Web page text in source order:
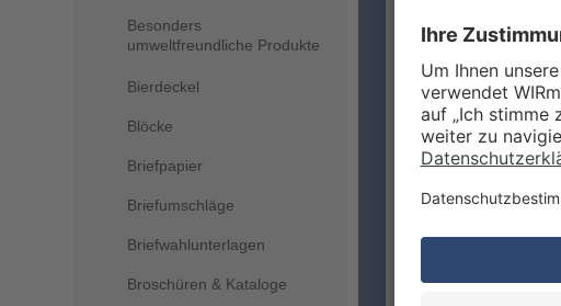
Besonders
umweltfreundliche Produkte
Bierdeckel
Blöcke
Briefpapier
Briefumschläge
Briefwahlunterlagen
Broschüren & Kataloge